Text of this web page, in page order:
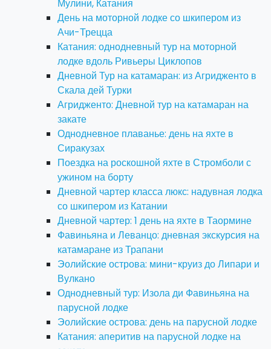
Мулини, Катания
День на моторной лодке со шкипером из
Ачи-Трецца
Катания: однодневный тур на моторной
лодке вдоль Ривьеры Циклопов
Дневной Тур на катамаран: из Агридженто в
Скала дей Турки
Агридженто: Дневной тур на катамаран на
закате
Однодневное плаванье: день на яхте в
Сиракузах
Поездка на роскошной яхте в Стромболи с
ужином на борту
Дневной чартер класса люкс: надувная лодка
со шкипером из Катании
Дневной чартер: 1 день на яхте в Таормине
Фавиньяна и Леванцо: дневная экскурсия на
катамаране из Трапани
Эолийские острова: мини-круиз до Липари и
Вулкано
Однодневный тур: Изола ди Фавиньяна на
парусной лодке
Эолийские острова: день на парусной лодке
Катания: аперитив на парусной лодке на